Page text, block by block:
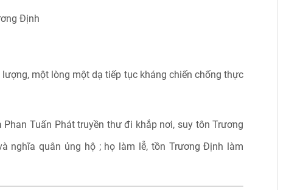
Định
một lòng một dạ tiếp tục kháng chiến chống thực
Tuấn Phát truyền thư đi khắp nơi, suy tôn Trương
nghĩa quân ủng hộ ; họ làm lễ, tồn Trương Định làm